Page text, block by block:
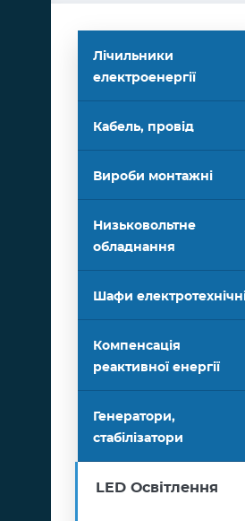
Лічильники
електроенергії
Кабель, провід
Вироби монтажні
Низьковольтне
обладнання
Шафи
Компенсація
реактивної енергії
Генератори,
стабілізатори
LED Освітлення